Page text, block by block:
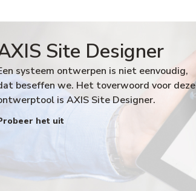
Site Designer
systeem ontwerpen is niet eenvoudig,
beseffen we. Het toverwoord voor deze
is AXIS Site Designer.
het uit